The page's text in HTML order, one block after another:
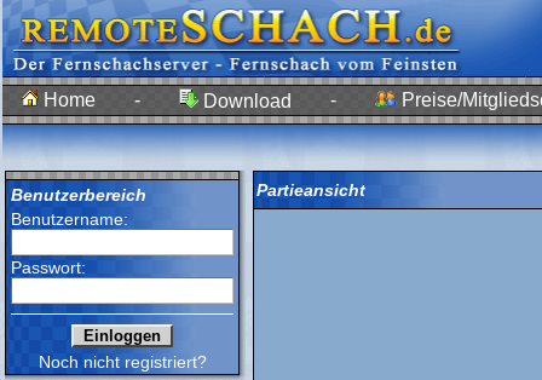
Home - Download - Preise/
Benutzerbereich
Benutzername:
Passwort:
Noch nicht registriert?
Partieansicht